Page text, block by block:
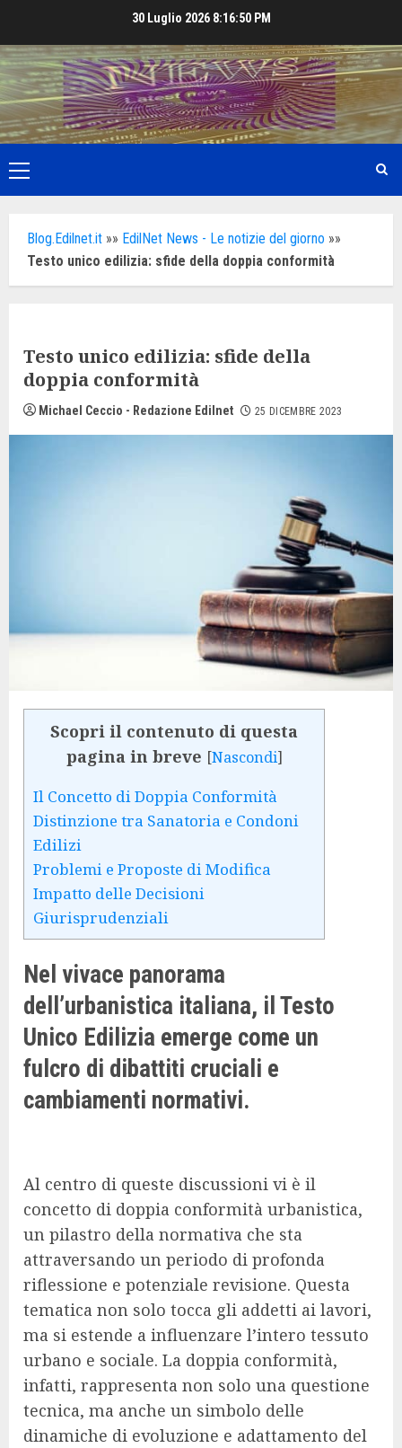
content
30 Luglio 2026 8:16:51 PM
Primary
Menu
Blog.Edilnet.it »» EdilNet News - Le notizie del giorno »»
Testo unico edilizia: sfide della doppia conformità
Testo unico edilizia: sfide della
doppia conformità
Michael Ceccio - Redazione Edilnet 25 DICEMBRE 2023
Scopri il contenuto di questa
pagina in breve [Nascondi]
Il Concetto di Doppia Conformità
Distinzione tra Sanatoria e Condoni
Edilizi
Problemi e Proposte di Modifica
Impatto delle Decisioni
Giurisprudenziali
Nel vivace panorama
dell’urbanistica italiana, il Testo
Unico Edilizia emerge come un
fulcro di dibattiti cruciali e
cambiamenti normativi.
Al centro di queste discussioni vi è il
concetto di doppia conformità urbanistica,
un pilastro della normativa che sta
attraversando un periodo di profonda
riflessione e potenziale revisione. Questa
tematica non solo tocca gli addetti ai lavori,
ma si estende a influenzare l’intero tessuto
urbano e sociale. La doppia conformità,
infatti, rappresenta non solo una questione
tecnica, ma anche un simbolo delle
dinamiche di evoluzione e adattamento del